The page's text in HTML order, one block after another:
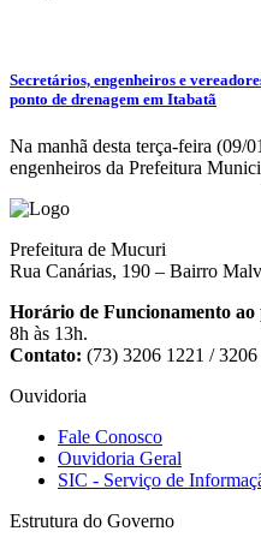
Secretários, engenheiros e
ponto de drenagem em Itabatã
Na manhã desta terça-feira (09/
engenheiros da Prefeitura
Prefeitura de Mucuri
Rua Canárias, 190 – Bairro
Horário de Funcionamento ao
8h às 13h.
Contato: (73) 3206 1221 /
Ouvidoria
Fale Conosco
Ouvidoria Geral
SIC - Serviço de
Estrutura do Governo